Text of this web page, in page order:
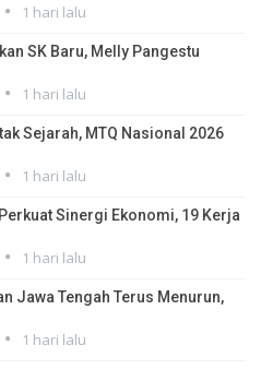
1 hari lalu
SK Baru, Melly Pangestu
1 hari lalu
Sejarah, MTQ Nasional 2026
1 hari lalu
Sinergi Ekonomi, 19 Kerja
1 hari lalu
Jawa Tengah Terus Menurun,
1 hari lalu